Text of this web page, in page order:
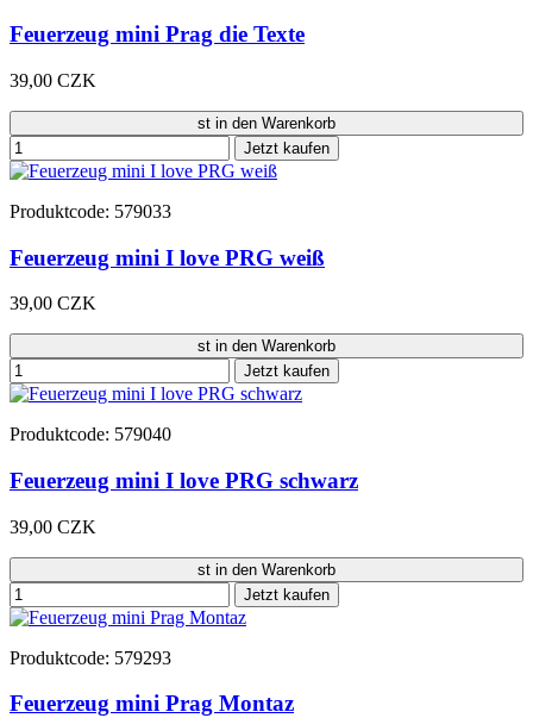
Feuerzeug mini Prag die Texte
39,00 CZK
st in den Warenkorb
Jetzt kaufen
Produktcode: 579033
Feuerzeug mini I love PRG weiß
39,00 CZK
st in den Warenkorb
Jetzt kaufen
Produktcode: 579040
Feuerzeug mini I love PRG schwarz
39,00 CZK
st in den Warenkorb
Jetzt kaufen
Produktcode: 579293
Feuerzeug mini Prag Montaz